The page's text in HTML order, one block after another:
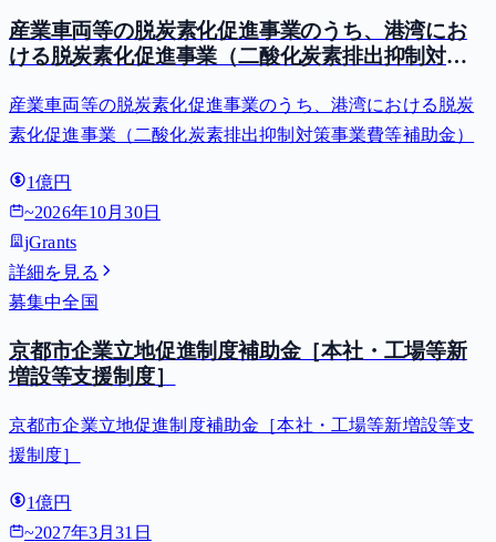
産業車両等の脱炭素化促進事業のうち、港湾にお
ける脱炭素化促進事業（二酸化炭素排出抑制対策
産業車両等の脱炭素化促進事業のうち、港湾における脱炭
素化促進事業（二酸化炭素排出抑制対策事業費等補助金）
1億円
~2026年10月30日
jGrants
詳細を見る
募集中全国
京都市企業立地促進制度補助金［本社・工場等新
増設等支援制度］
京都市企業立地促進制度補助金［本社・工場等新増設等支
援制度］
1億円
~2027年3月31日